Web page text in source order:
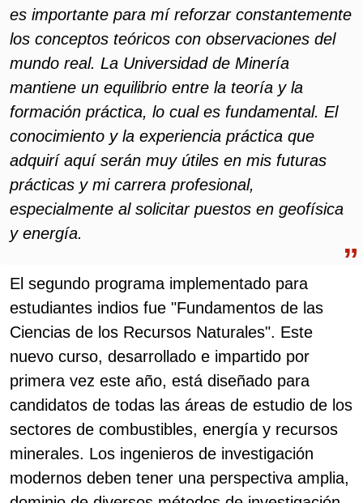
es importante para mí reforzar constantemente
los conceptos teóricos con observaciones del
mundo real. La Universidad de Minería
mantiene un equilibrio entre la teoría y la
formación práctica, lo cual es fundamental. El
conocimiento y la experiencia práctica que
adquirí aquí serán muy útiles en mis futuras
prácticas y mi carrera profesional,
especialmente al solicitar puestos en geofísica
y energía.
El segundo programa implementado para
estudiantes indios fue "Fundamentos de las
Ciencias de los Recursos Naturales". Este
nuevo curso, desarrollado e impartido por
primera vez este año, está diseñado para
candidatos de todas las áreas de estudio de los
sectores de combustibles, energía y recursos
minerales. Los ingenieros de investigación
modernos deben tener una perspectiva amplia,